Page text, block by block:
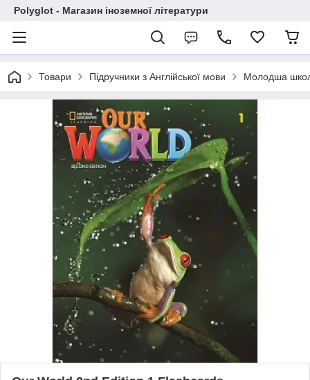
Polyglot - Магазин іноземної літератури
Товари Підручники з Англійської мови Молодша